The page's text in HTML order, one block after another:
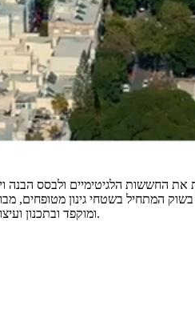
החששות הלגיטימיים ולבסס הבנה
המתחיל בשטחי גינון
ומוקפד ובתכנון ועיצוב פנים אישיים. תכנון הבניין יתבצע תוך שמירה על צביון הבנייה האורבנית המאפיין את האזור.